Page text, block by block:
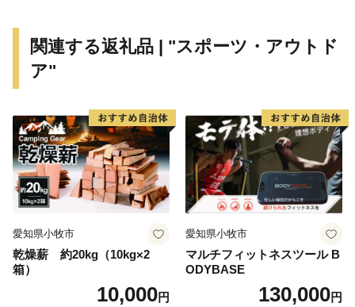
関連する返礼品 | "スポーツ・アウトド
ア"
愛知県小牧市
乾燥薪 約20kg（10kg×2
箱）
10,000円
愛知県小牧市
マルチフィットネスツール B
ODYBASE
130,000円